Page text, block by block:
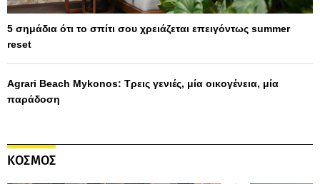
5 σημάδια ότι το σπίτι σου χρειάζεται επειγόντως summer
reset
Agrari Beach Mykonos: Τρεις γενιές, μία οικογένεια, μία
παράδοση
ΚΟΣΜΟΣ